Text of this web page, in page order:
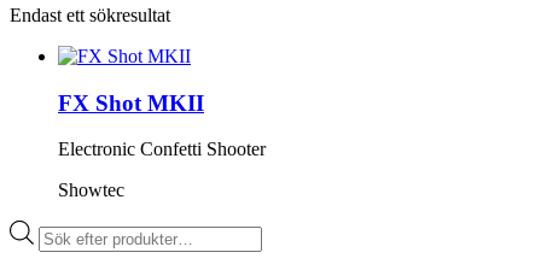
Endast ett sökresultat
FX Shot MKII
Electronic Confetti Shooter
Showtec
Produktsökning